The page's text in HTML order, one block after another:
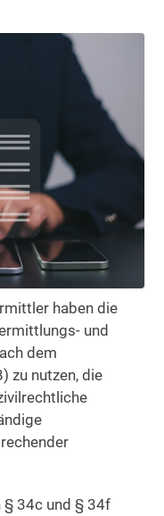
haben die
und
dem
zu nutzen, die
§ 34c und § 34f